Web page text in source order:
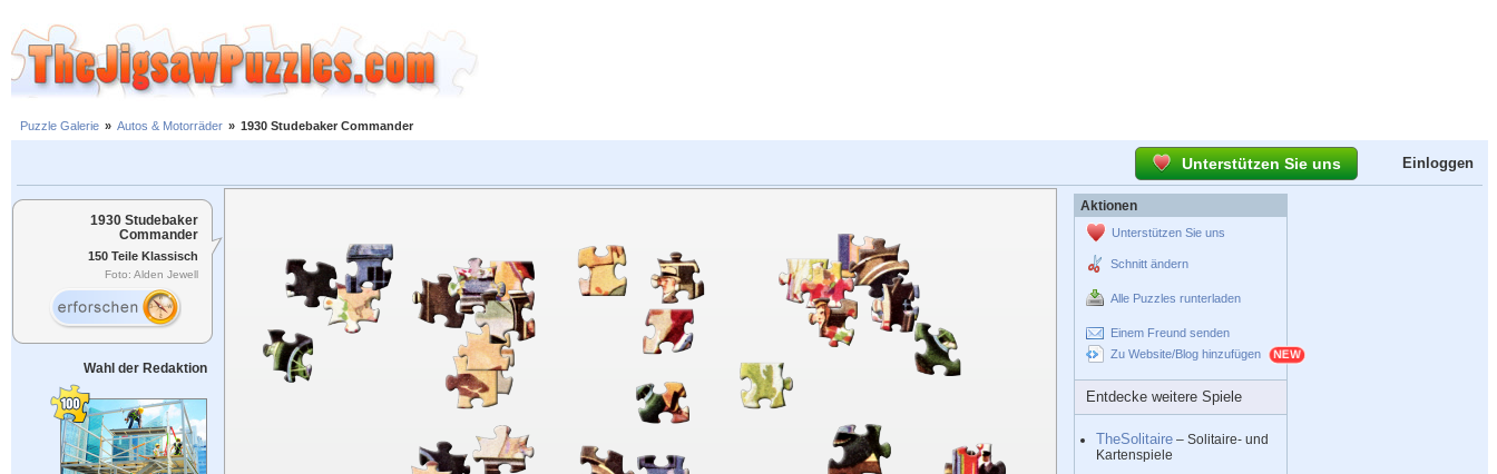
Puzzle Galerie » Autos & Motorräder » 1930 Studebaker Commander
Unterstützen Sie uns Einloggen
1930 Studebaker
Commander
150 Teile Klassisch
Foto: Alden Jewell
Wahl der Redaktion
Aktionen
Unterstützen Sie uns
Schnitt ändern
Alle Puzzles runterladen
Einem Freund senden
Zu Website/Blog hinzufügen
Entdecke weitere Spiele
TheSolitaire – Solitaire- und
Kartenspiele